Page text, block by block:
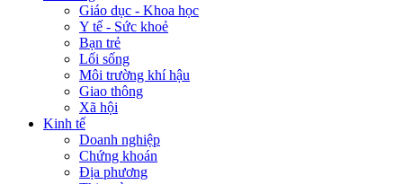
Giáo dục - Khoa học
Y tế - Sức khoẻ
Bạn trẻ
Lối sống
Môi trường khí hậu
Giao thông
Xã hội
Kinh tế
Doanh nghiệp
Chứng khoán
Địa phương